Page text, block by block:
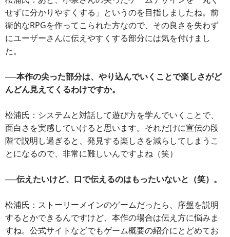
せずに分かりやすくする」というのを目指しましたね。前
衛的なRPGを作ってこられた方なので、その良さを失わず
にユーザーさんに伝えやすくする部分には気を付けまし
た。
──本作の尖った部分は、やり込んでいくことで楽しさがど
んどん見えてくるわけですか。
松浦氏：システムと対話して遊び方を学んでいくことで、
面白さを実感していけると思います。それだけに宣伝の段
階で説明し過ぎると、発見する楽しさを減らしてしまうこ
とになるので、非常に難しいんですよね（笑）
──伝えたいけど、口で伝えるのはもったいないと（笑）。
松浦氏：ストーリーメインのゲームだったら、序盤を説明
するとかできるんですけど、本作の場合は伝え方に悩みま
すね。公式サイトなどでもゲーム概要の紹介にとどめてお